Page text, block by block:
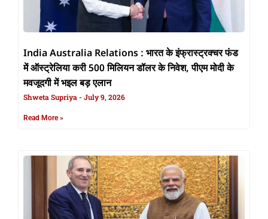
India Australia Relations : भारत के इंफ्रास्ट्रक्चर फंड
में ऑस्ट्रेलिया करी 500 मिलियन डॉलर के निवेश, पीएम मोदी के
मवजूदगी में भइल बड़ एलान
Shweta Supriya July 9, 2026
Read More »